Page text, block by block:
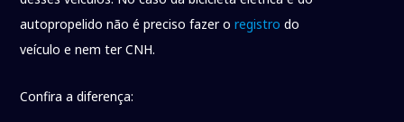
autopropelido não é preciso fazer oregistro do
veículo e nem ter CNH.
Confira a diferença: